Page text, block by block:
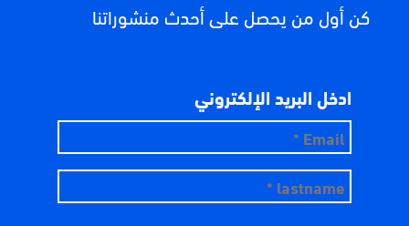
كن أول من يحصل على أحدث منشوراتنا
ادخل البريد الإلكتروني